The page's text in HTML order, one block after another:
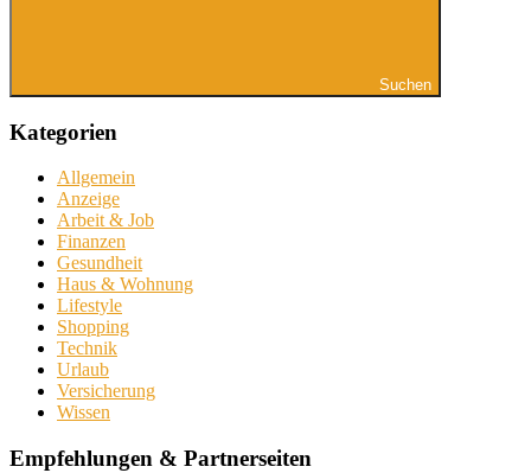
Suchen
Kategorien
Allgemein
Anzeige
Arbeit & Job
Finanzen
Gesundheit
Haus & Wohnung
Lifestyle
Shopping
Technik
Urlaub
Versicherung
Wissen
Empfehlungen & Partnerseiten